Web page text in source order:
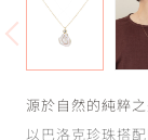
源於自然的純粹